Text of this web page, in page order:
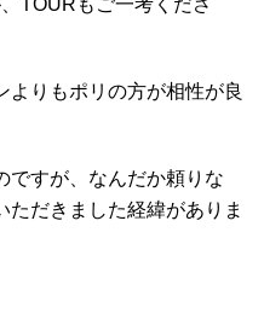
TOURもご一考くださ
よりもポリの方が相性が良
ですが、なんだか頼りな
ただきました経緯がありま